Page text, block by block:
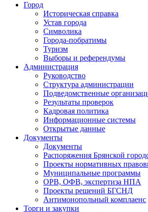
Город
Историческая справка
Устав города
Символика
Города-побратимы
Туризм
Выборы и референдумы
Администрация
Руководство
Структура администрации
Подведомственные
Результаты проверок
Кадровая политика
Информационные системы
Открытые данные
Документы
Документы
Распоряжения Брянской
Проекты нормативных
Муниципальные программы
ОРВ, ОФВ, экспертиза НПА
Проекты решений БГСНД
Антимонопольный комплаенс
Торги и закупки